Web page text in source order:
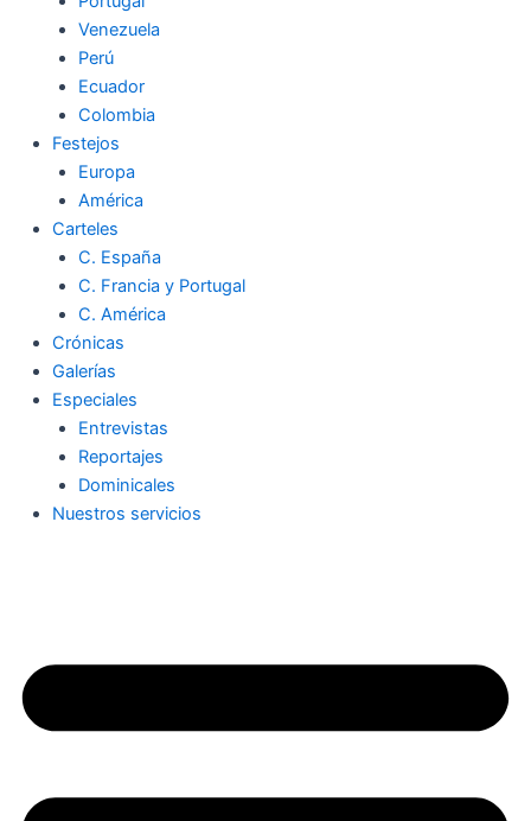
Venezuela
Perú
Ecuador
Colombia
Festejos
Europa
América
Carteles
C. España
C. Francia y Portugal
C. América
Crónicas
Galerías
Especiales
Entrevistas
Reportajes
Dominicales
Nuestros servicios